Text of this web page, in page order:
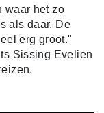
waar het zo
als daar. De
erg groot."
Sissing Evelien